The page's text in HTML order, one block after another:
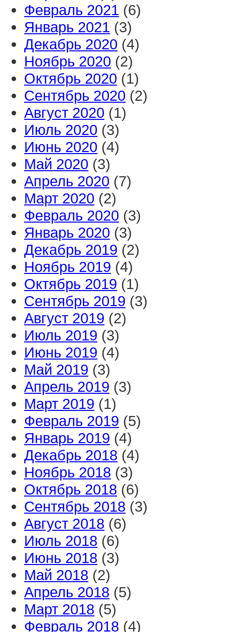
Февраль 2021 (6)
Январь 2021 (3)
Декабрь 2020 (4)
Ноябрь 2020 (2)
Октябрь 2020 (1)
Сентябрь 2020 (2)
Август 2020 (1)
Июль 2020 (3)
Июнь 2020 (4)
Май 2020 (3)
Апрель 2020 (7)
Март 2020 (2)
Февраль 2020 (3)
Январь 2020 (3)
Декабрь 2019 (2)
Ноябрь 2019 (4)
Октябрь 2019 (1)
Сентябрь 2019 (3)
Август 2019 (2)
Июль 2019 (3)
Июнь 2019 (4)
Май 2019 (3)
Апрель 2019 (3)
Март 2019 (1)
Февраль 2019 (5)
Январь 2019 (4)
Декабрь 2018 (4)
Ноябрь 2018 (3)
Октябрь 2018 (6)
Сентябрь 2018 (3)
Август 2018 (6)
Июль 2018 (6)
Июнь 2018 (3)
Май 2018 (2)
Апрель 2018 (5)
Март 2018 (5)
Февраль 2018 (4)